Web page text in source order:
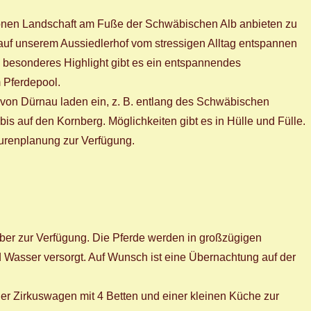
Landschaft am Fuße der Schwäbischen Alb anbieten zu
unserem Aussiedlerhof vom stressigen Alltag entspannen
Highlight gibt es ein entspannendes
Pferdepool.
Dürnau laden ein, z. B. entlang des Schwäbischen
auf den Kornberg. Möglichkeiten gibt es in Hülle und Fülle.
zur Verfügung.
zur Verfügung. Die Pferde werden in großzügigen
versorgt. Auf Wunsch ist eine Übernachtung auf der
Zirkuswagen mit 4 Betten und einer kleinen Küche zur